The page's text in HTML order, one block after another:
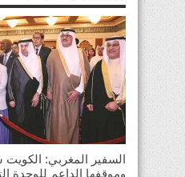
السفير المغربي:
وموقفها الداعم للوحدة